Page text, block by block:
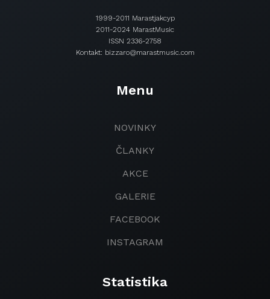
1999-2011 Marastjakcyp
2011-2024 MarastMusic
ISSN 2336-2758
Kontakt: bizzaro@marastmusic.com
Menu
NOVINKY
ČLANKY
AKCE
GALERIE
FACEBOOK
INSTAGRAM
Statistika